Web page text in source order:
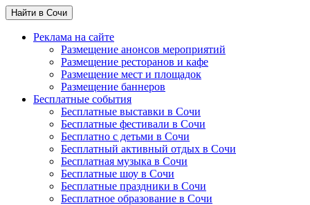
Найти в Сочи
Реклама на сайте
Размещение анонсов мероприятий
Размещение ресторанов и кафе
Размещение мест и площадок
Размещение баннеров
Бесплатные события
Бесплатные выставки в Сочи
Бесплатные фестивали в Сочи
Бесплатно с детьми в Сочи
Бесплатный активный отдых в Сочи
Бесплатная музыка в Сочи
Бесплатные шоу в Сочи
Бесплатные праздники в Сочи
Бесплатное образование в Сочи